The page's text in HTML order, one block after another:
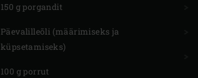
150 g porgandit
Päevalilleõli (määrimiseks ja
küpsetamiseks)
100 g porrut